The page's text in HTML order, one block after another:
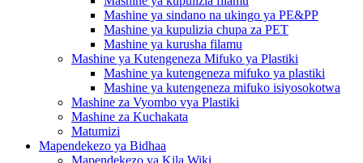
Mashine ya sindano na ukingo ya PE&PP
Mashine ya kupulizia chupa za PET
Mashine ya kurusha filamu
Mashine ya Kutengeneza Mifuko ya Plastiki
Mashine ya kutengeneza mifuko ya plastiki
Mashine ya kutengeneza mifuko isiyosokotwa
Mashine za Vyombo vya Plastiki
Mashine za Kuchakata
Matumizi
Mapendekezo ya Bidhaa